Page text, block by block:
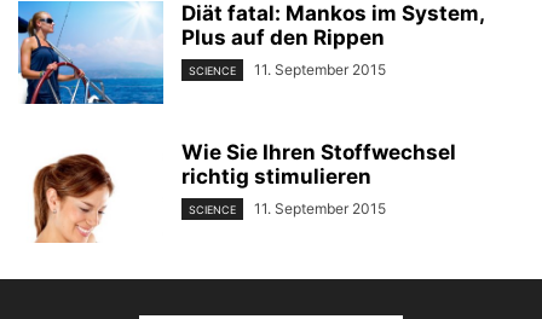
Diät fatal: Mankos im System,
Plus auf den Rippen
SCIENCE 11. September 2015
Wie Sie Ihren Stoffwechsel
richtig stimulieren
SCIENCE 11. September 2015